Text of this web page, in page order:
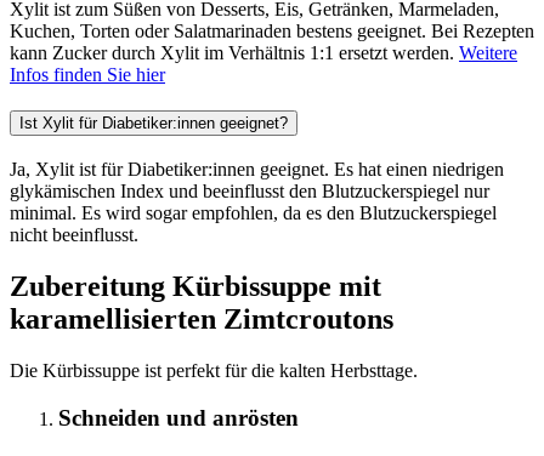
Xylit ist zum Süßen von Desserts, Eis, Getränken, Marmeladen,
Kuchen, Torten oder Salatmarinaden bestens geeignet. Bei Rezepten
kann Zucker durch Xylit im Verhältnis 1:1 ersetzt werden. Weitere
Infos finden Sie hier
Ist Xylit für Diabetiker:innen geeignet?
Ja, Xylit ist für Diabetiker:innen geeignet. Es hat einen niedrigen
glykämischen Index und beeinflusst den Blutzuckerspiegel nur
minimal. Es wird sogar empfohlen, da es den Blutzuckerspiegel
nicht beeinflusst.
Zubereitung Kürbissuppe mit
karamellisierten Zimtcroutons
Die Kürbissuppe ist perfekt für die kalten Herbsttage.
Schneiden und anrösten